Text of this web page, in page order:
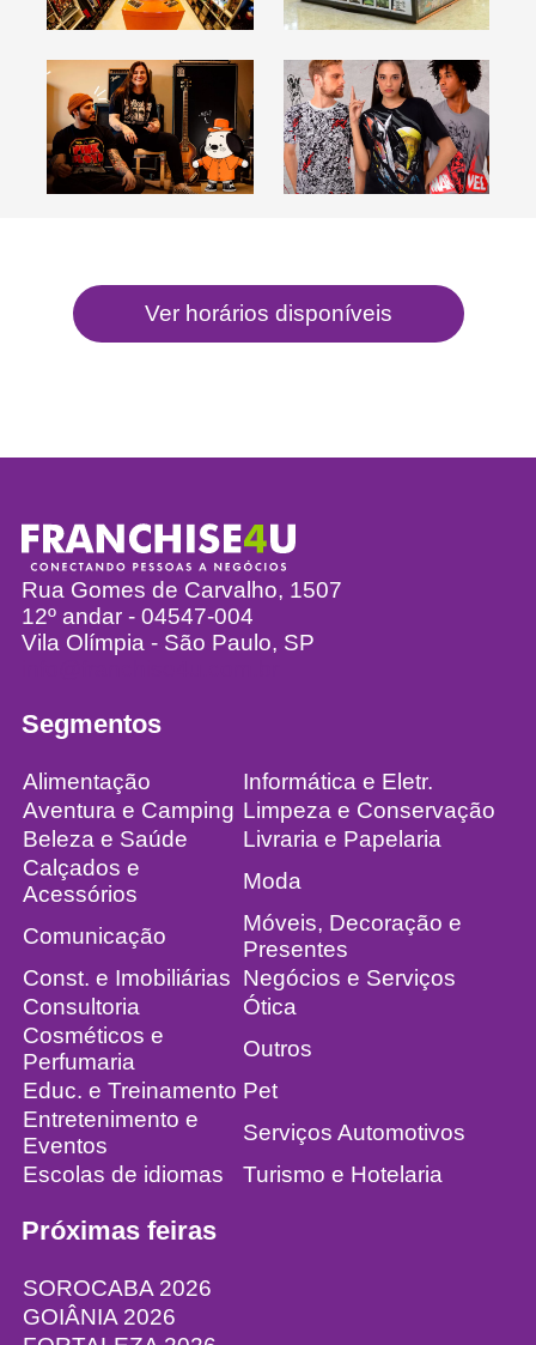
Rua Gomes de Carvalho, 1507
12º andar - 04547-004
Vila Olímpia - São Paulo, SP
Segmentos
Alimentação
Informática e Eletr.
Aventura e Camping Limpeza e Conservação
Beleza e Saúde
Livraria e Papelaria
Calçados e
Acessórios
Moda
Comunicação
Móveis, Decoração e
Presentes
Const. e Imobiliárias Negócios e Serviços
Consultoria
Ótica
Cosméticos e
Perfumaria
Outros
Educ. e Treinamento Pet
Entretenimento e
Eventos
Serviços Automotivos
Escolas de idiomas
Turismo e Hotelaria
Próximas feiras
SOROCABA 2026
GOIÂNIA 2026